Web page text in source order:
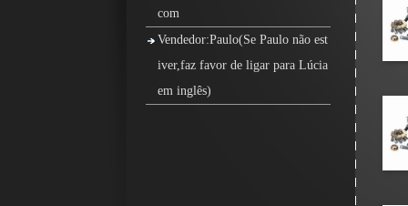
com
Vendedor:Paulo(Se Paulo não est
iver,faz favor de ligar para Lúcia
em inglês)